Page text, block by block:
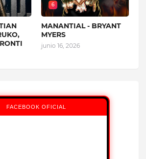
6
MANANTIAL - BRYANT
MYERS
junio 16, 2026
FACEBOOK OFICIAL